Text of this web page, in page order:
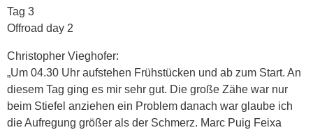
Tag 3
Offroad day 2
Christopher Vieghofer:
„Um 04.30 Uhr aufstehen Frühstücken und ab zum Start. An
diesem Tag ging es mir sehr gut. Die große Zähe war nur
beim Stiefel anziehen ein Problem danach war glaube ich
die Aufregung größer als der Schmerz. Marc Puig Feixa